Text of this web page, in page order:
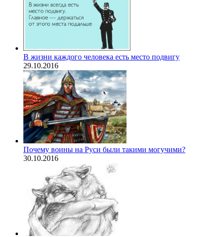
В жизни каждого человека есть место подвигу
29.10.2016
Почему воины на Руси были такими могучими?
30.10.2016